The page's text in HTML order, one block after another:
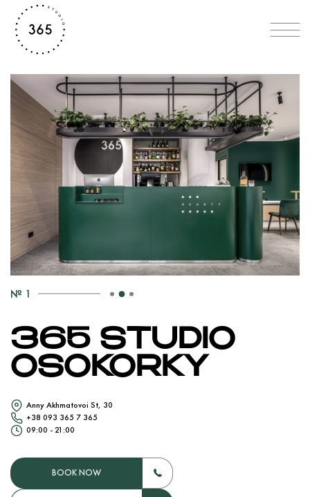
№ 2
365 STUDIO
OSOKORKY
Anny Akhmatovoi St, 30
+38 093 365 7 365
09:00 - 21:00
BOOK NOW